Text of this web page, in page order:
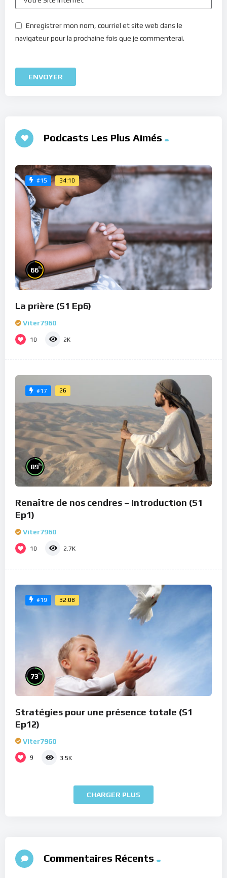
Enregistrer mon nom, courriel et site web dans le
navigateur pour la prochaine fois que je commenterai.
Podcasts Les Plus Aimés
#15 34:10
66%
La prière (S1 Ep6)
Viter7960
10 2K
#17 26
89%
Renaître de nos cendres – Introduction (S1
Ep1)
Viter7960
10 2.7K
#19 32:08
73%
Stratégies pour une présence totale (S1
Ep12)
Viter7960
9 3.5K
CHARGER PLUS
Commentaires Récents